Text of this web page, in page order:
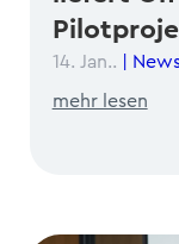
14. Jan..
mehr lesen